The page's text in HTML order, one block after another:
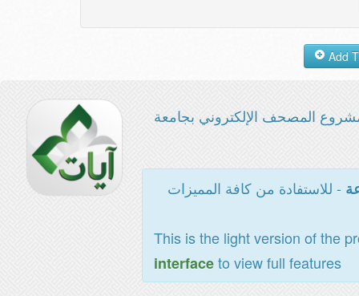
المصحف الإلكتروني بجامعة
- للاستفادة من كافة المميزات
This is the light version of the
interfaceto view full features